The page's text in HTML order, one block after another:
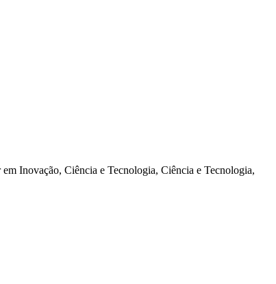
Inovação, Ciência e Tecnologia, Ciência e Tecnologia,